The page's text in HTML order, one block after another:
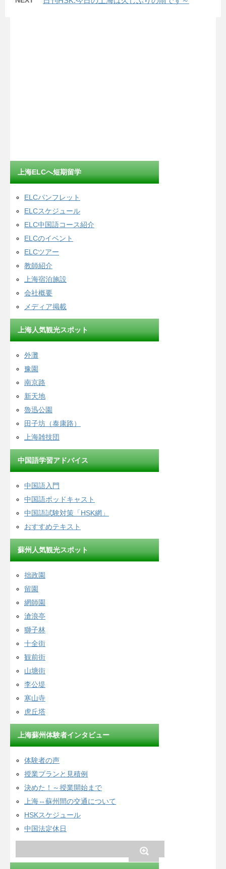
上海ELCへ短期留学
ELCパンフレット
ELCスケジュール
ELC中国語コース紹介
ELCのイベント
ELCツアー
教師紹介
上海宿泊施設
会社概要
メディア掲載
上海人気観光スポット
外灘
豫園
南京路
新天地
魯迅公園
田子坊（泰康路）
上海雑技団
中国語学習アドバイス
中国語入門
中国語ポッドキャスト
中国語試験対策「HSK網」
おすすめテキスト
蘇州人気観光スポット
拙政園
留園
網師園
滄浪亭
獅子林
十全街
観前街
山塘街
李公堤
寒山寺
虎丘塔
上海蘇州体験者インタビュー
体験者の声
授業プランと見積例
決めた！～授業開始まで
上海⇔蘇州間の交通について
HSKスケジュール
中国法定休日